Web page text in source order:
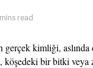
read
kimliği, aslında
bir bitki veya